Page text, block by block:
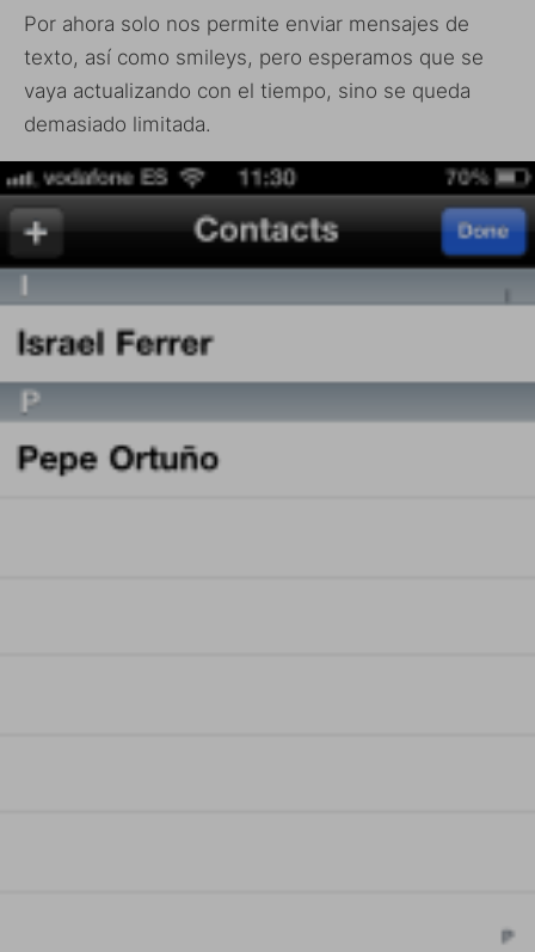
Por ahora solo nos permite enviar mensajes de
texto, así como smileys, pero esperamos que se
vaya actualizando con el tiempo, sino se queda
demasiado limitada.